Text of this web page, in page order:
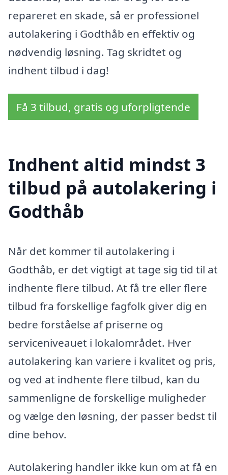
repareret en skade, så er professionel
autolakering i Godthåb en effektiv og
nødvendig løsning. Tag skridtet og
indhent tilbud i dag!
Få 3 tilbud, gratis og uforpligtende
Indhent altid mindst 3
tilbud på autolakering i
Godthåb
Når det kommer til autolakering i
Godthåb, er det vigtigt at tage sig tid til at
indhente flere tilbud. At få tre eller flere
tilbud fra forskellige fagfolk giver dig en
bedre forståelse af priserne og
serviceniveauet i lokalområdet. Hver
autolakering kan variere i kvalitet og pris,
og ved at indhente flere tilbud, kan du
sammenligne de forskellige muligheder
og vælge den løsning, der passer bedst til
dine behov.
Autolakering handler ikke kun om at få en